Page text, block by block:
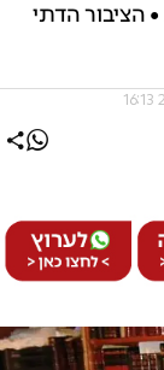
הציבור הדתי